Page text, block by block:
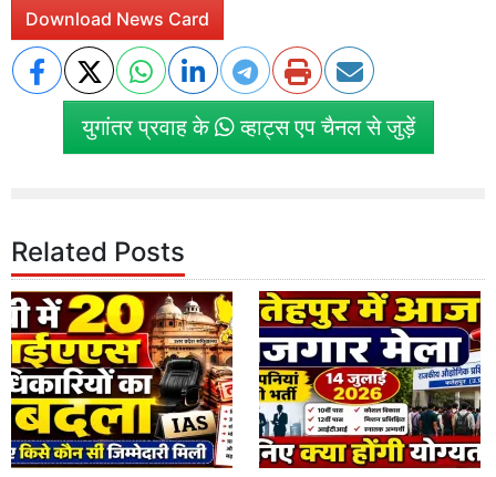
Download News Card
युगांतर प्रवाह के व्हाट्स एप चैनल से जुड़ें
Related Posts